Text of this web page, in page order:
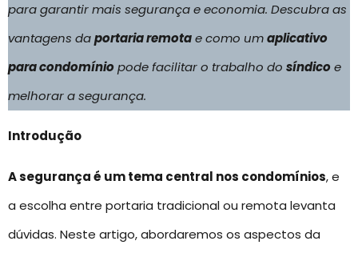
para garantir mais segurança e economia. Descubra as
vantagens daportaria remotae como umaplicativo
para condomíniopode facilitar o trabalho do síndicoe
melhorar a segurança.
Introdução
A segurança é um tema central nos condomínios, e
a escolha entre portaria tradicional ou remota levanta
dúvidas. Neste artigo, abordaremos os aspectos da